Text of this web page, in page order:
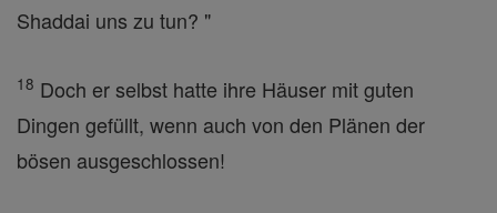
Shaddai uns zu tun? "
18 Doch er selbst hatte ihre Häuser mit guten
Dingen gefüllt, wenn auch von den Plänen der
bösen ausgeschlossen!